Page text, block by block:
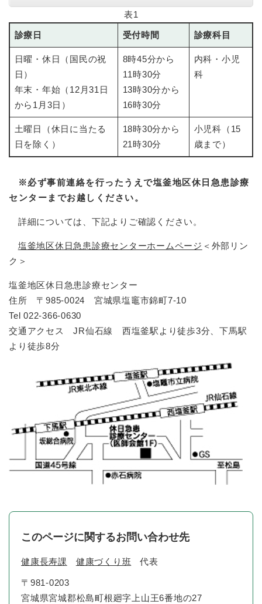
表1
診療日 受付時間 診療科目
日曜・休日（国民の祝
日）
年末・年始（12月31日
から1月3日）
8時45分から
11時30分
13時30分から
16時30分
内科・小児
科
土曜日（休日に当たる
日を除く）
18時30分から
21時30分
小児科（15
歳まで）
※必ず事前連絡を行ったうえで塩釜地区休日急患診療
センターまでお越しください。
詳細については、下記よりご確認ください。
塩釜地区休日急患診療センターホームページ ＜外部リン
ク＞
塩釜地区休日急患診療センター
住所 〒985-0024 宮城県塩竈市錦町7-10
Tel 022-366-0630
交通アクセス JR仙石線 西塩釜駅より徒歩3分、下馬駅
より徒歩8分
このページに関するお問い合わせ先
健康長寿課 健康づくり班 代表
〒981-0203
宮城県宮城郡松島町根廻字上山王6番地の27